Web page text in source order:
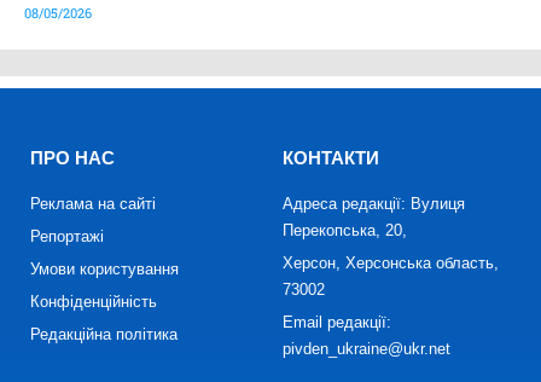
08/05/2026
ПРО НАС
Реклама на сайті
Репортажі
Умови користування
Конфіденційність
Редакційна політика
КОНТАКТИ
Адреса редакції: Вулиця
Перекопська, 20,
Херсон, Херсонська область,
73002
Email редакції:
pivden_ukraine@ukr.net